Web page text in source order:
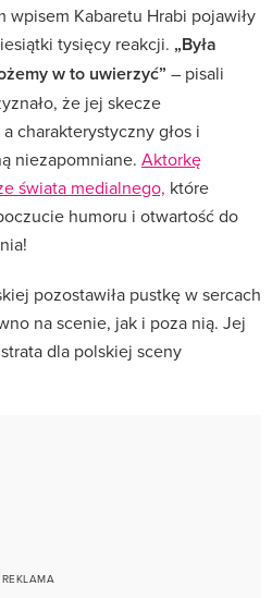
wpisem Kabaretu Hrabi pojawiły
tysięcy reakcji. „Była
w to uwierzyć” – pisali
że jej skecze
charakterystyczny głos i
niezapomniane. Aktorkę
świata medialnego, które
humoru i otwartość do
pozostawiła pustkę w sercach
na scenie, jak i poza nią. Jej
dla polskiej sceny